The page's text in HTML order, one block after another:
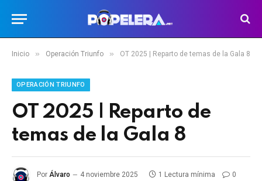
Inicio » Operación Triunfo » OT 2025 | Reparto de temas de la Gala 8
OPERACIÓN TRIUNFO
OT 2025 | Reparto de
temas de la Gala 8
Por Álvaro 4 noviembre 2025 1 Lectura mínima 0